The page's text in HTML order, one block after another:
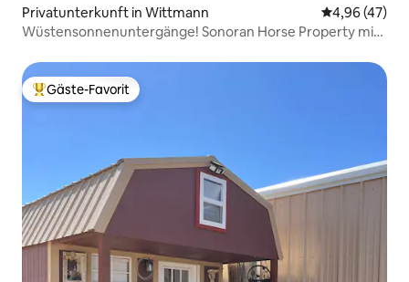
Privatunterkunft in Wittmann
4,96 (47)
Wüstensonnenuntergänge! Sonoran Horse Property mit
Beliebter Gäste-Favorit.
Gäste-Favorit